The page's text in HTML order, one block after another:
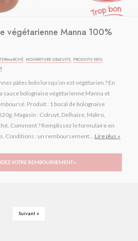
végétarienne Manna 100%
, NOURRITURE GRATUITE, PRODUITS 100%
pâtes bolo lorsqu’on est végétarien ? En
sauce bolognaise végétarienne Manna et
Produit : 1 bocal de bolognaise
Magasin : Colruyt, Delhaize, Makro,
Comment ? Remplissez le formulaire en
Conditions : un remboursement... Lire plus »
VOTRE REMBOURSEMENT »
Suivant »